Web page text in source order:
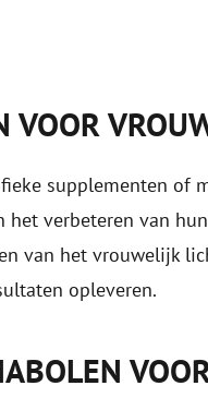
VOOR
supplementen of
verbeteren van
van het vrouwelijk
opleveren.